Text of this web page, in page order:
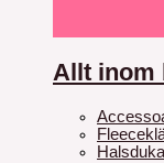
Allt inom